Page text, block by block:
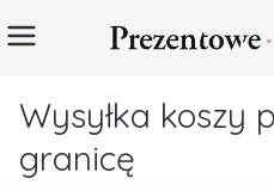
Wysyłka koszy
granicę